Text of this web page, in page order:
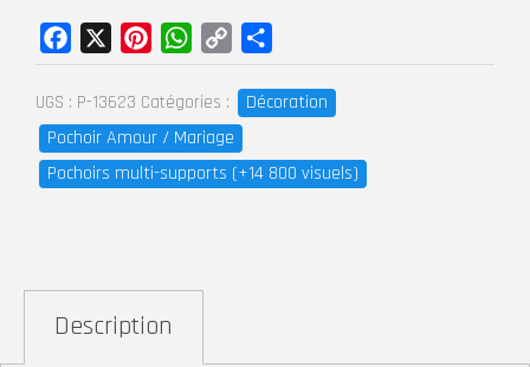
UGS : P-13623 Catégories :
Décoration
Pochoir Amour / Mariage
Pochoirs multi-supports (+14 800 visuels)
Facebook PinterestWhatsApp
Copy
Link
Description